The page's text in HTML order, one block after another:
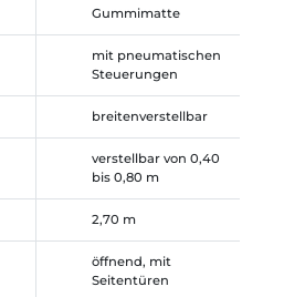
Gummimatte
mit pneumatischen
Steuerungen
breitenverstellbar
verstellbar von 0,40
bis 0,80 m
2,70 m
öffnend, mit
Seitentüren